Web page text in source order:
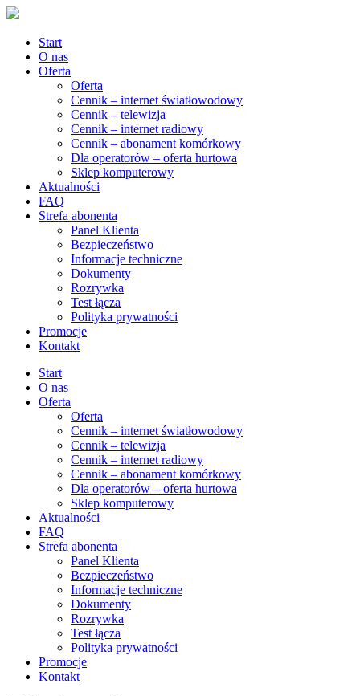
Start
O nas
Oferta
Oferta
Cennik – internet światłowodowy
Cennik – telewizja
Cennik – internet radiowy
Cennik – abonament komórkowy
Dla operatorów – oferta hurtowa
Sklep komputerowy
Aktualności
FAQ
Strefa abonenta
Panel Klienta
Bezpieczeństwo
Informacje techniczne
Dokumenty
Rozrywka
Test łącza
Polityka prywatności
Promocje
Kontakt
Start
O nas
Oferta
Oferta
Cennik – internet światłowodowy
Cennik – telewizja
Cennik – internet radiowy
Cennik – abonament komórkowy
Dla operatorów – oferta hurtowa
Sklep komputerowy
Aktualności
FAQ
Strefa abonenta
Panel Klienta
Bezpieczeństwo
Informacje techniczne
Dokumenty
Rozrywka
Test łącza
Polityka prywatności
Promocje
Kontakt